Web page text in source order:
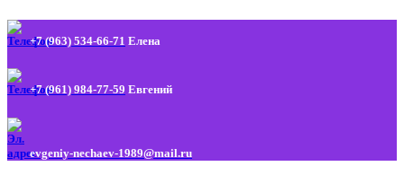
+7 (963) 534-66-71 Елена
+7 (961) 984-77-59 Евгений
evgeniy-nechaev-1989@mail.ru